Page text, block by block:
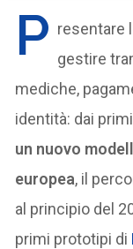
P resentare
gestire
mediche,
identità: dai
un nuovo
europea, il
al principio del
primi prototipi di